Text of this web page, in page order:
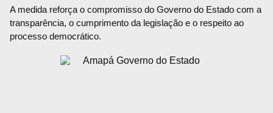
A medida reforça o compromisso do Governo do Estado com a
transparência, o cumprimento da legislação e o respeito ao
processo democrático.